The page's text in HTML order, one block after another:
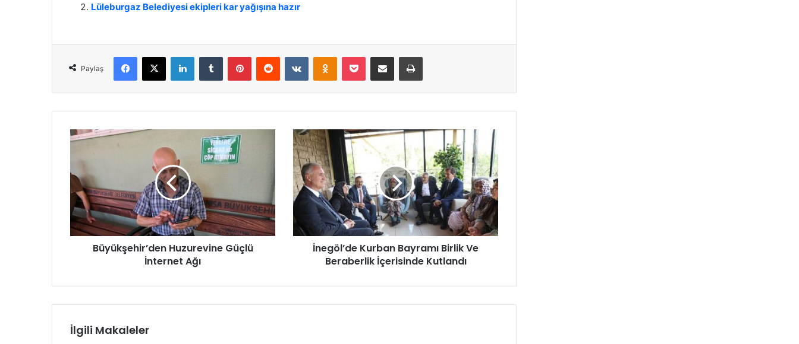
Lüleburgaz Belediyesi ekipleri kar yağışına hazır
Paylaş
B
ü
e
h
i
e
u
z
Büyükşehir’den Huzurevine Güçlü
İnternet Ağı
İ
n
e
g
ö
l
d
e
b
İnegöl’de Kurban Bayramı Birlik Ve
Beraberlik İçerisinde Kutlandı
İlgili Makaleler